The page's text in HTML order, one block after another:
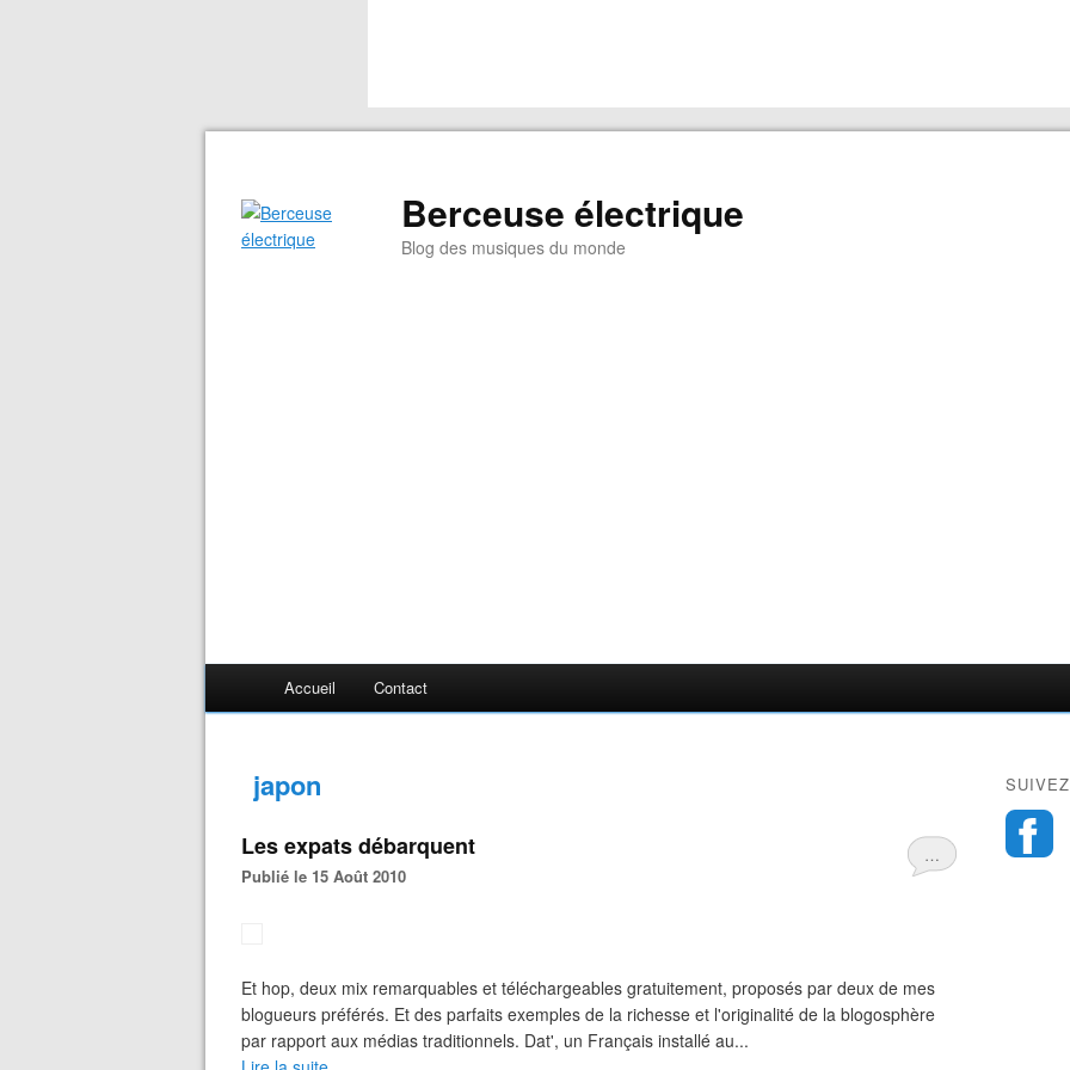
Berceuse électrique
Blog des musiques du monde
Accueil Contact
japon
…
Les expats débarquent
Publié le 15 Août 2010
Et hop, deux mix remarquables et téléchargeables gratuitement, proposés par deux de mes
blogueurs préférés. Et des parfaits exemples de la richesse et l'originalité de la blogosphère
par rapport aux médias traditionnels. Dat', un Français installé au...